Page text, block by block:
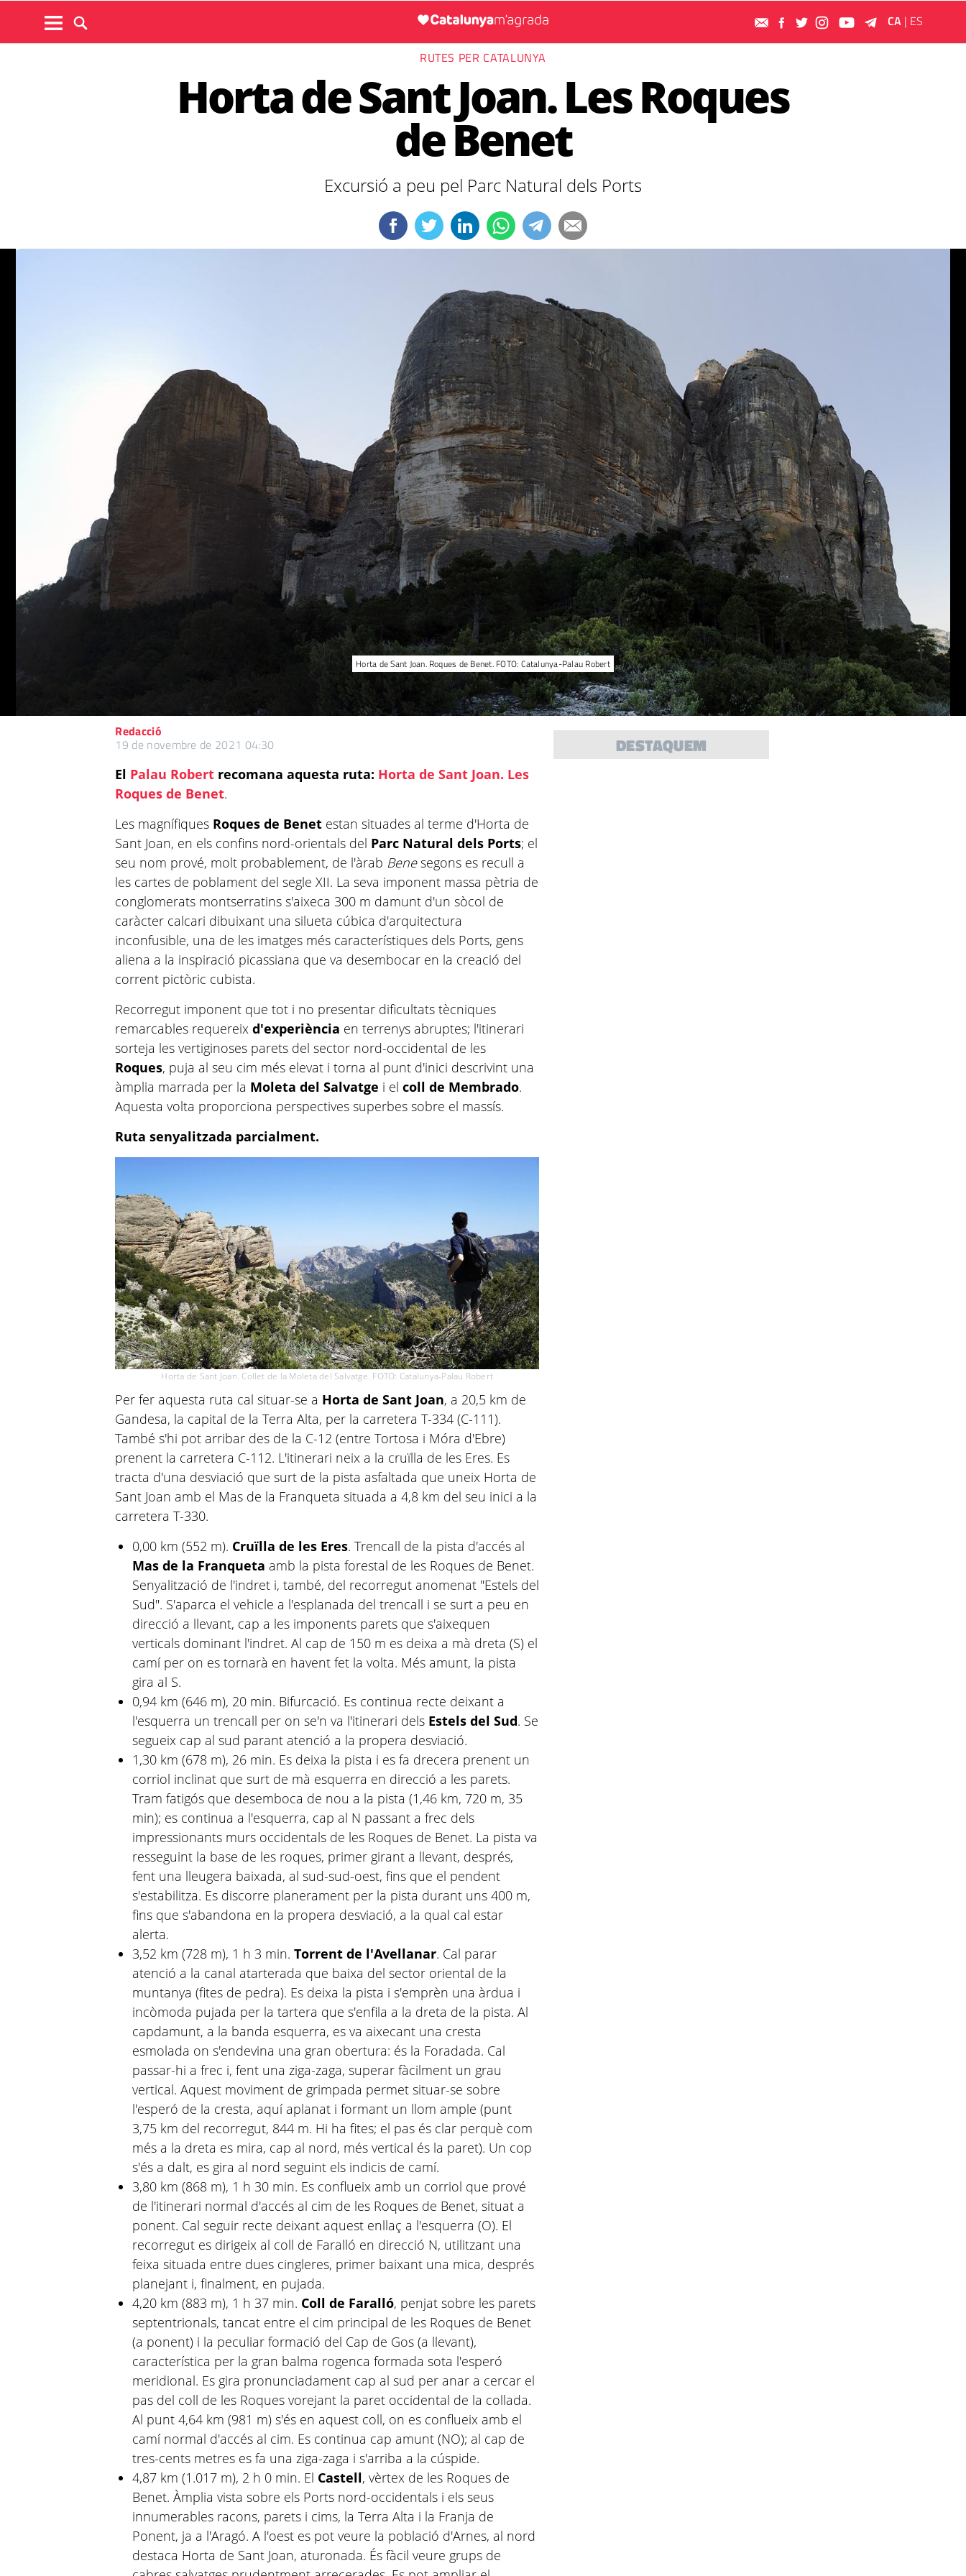
CA | ES
RUTES PER CATALUNYA
Horta de Sant Joan. Les Roques
de Benet
Excursió a peu pel Parc Natural dels Ports
Horta de Sant Joan. Roques de Benet. FOTO: Catalunya-Palau Robert
Redacció
19 de novembre de 2021 04:30
El Palau Robert recomana aquesta ruta: Horta de Sant Joan. Les
Roques de Benet.
Les magnífiques Roques de Benet estan situades al terme d'Horta de
Sant Joan, en els confins nord-orientals del Parc Natural dels Ports; el
seu nom prové, molt probablement, de l'àrab Benesegons es recull a
les cartes de poblament del segle XII. La seva imponent massa pètria de
conglomerats montserratins s'aixeca 300 m damunt d'un sòcol de
caràcter calcari dibuixant una silueta cúbica d'arquitectura
inconfusible, una de les imatges més característiques dels Ports, gens
aliena a la inspiració picassiana que va desembocar en la creació del
corrent pictòric cubista.
Recorregut imponent que tot i no presentar dificultats tècniques
remarcables requereixd'experiència en terrenys abruptes; l'itinerari
sorteja les vertiginoses parets del sector nord-occidental de les
Roques, puja al seu cim més elevat i torna al punt d'inici descrivint una
àmplia marrada per la Moleta del Salvatge i elcoll de Membrado.
Aquesta volta proporciona perspectives superbes sobre el massís.
Ruta senyalitzada parcialment.
Horta de Sant Joan. Collet de la Moleta del Salvatge. FOTO: Catalunya-Palau Robert
Per fer aquesta ruta cal situar-se a Horta de Sant Joan, a 20,5 km de
Gandesa, la capital de la Terra Alta, per la carretera T-334 (C-111).
També s'hi pot arribar des de la C-12 (entre Tortosa i Móra d'Ebre)
prenent la carretera C-112. L'itinerari neix a la cruïlla de les Eres. Es
tracta d'una desviació que surt de la pista asfaltada que uneix Horta de
Sant Joan amb el Mas de la Franqueta situada a 4,8 km del seu inici a la
carretera T-330.
0,00 km (552 m). Cruïlla de les Eres. Trencall de la pista d'accés al
Mas de la Franqueta amb la pista forestal de les Roques de Benet.
Senyalització de l'indret i, també, del recorregut anomenat "Estels del
Sud". S'aparca el vehicle a l'esplanada del trencall i se surt a peu en
direcció a llevant, cap a les imponents parets que s'aixequen
verticals dominant l'indret. Al cap de 150 m es deixa a mà dreta (S) el
camí per on es tornarà en havent fet la volta. Més amunt, la pista
gira al S.
0,94 km (646 m), 20 min. Bifurcació. Es continua recte deixant a
l'esquerra un trencall per on se'n va l'itinerari dels Estels del Sud. Se
segueix cap al sud parant atenció a la propera desviació.
1,30 km (678 m), 26 min. Es deixa la pista i es fa drecera prenent un
corriol inclinat que surt de mà esquerra en direcció a les parets.
Tram fatigós que desemboca de nou a la pista (1,46 km, 720 m, 35
min); es continua a l'esquerra, cap al N passant a frec dels
impressionants murs occidentals de les Roques de Benet. La pista va
resseguint la base de les roques, primer girant a llevant, després,
fent una lleugera baixada, al sud-sud-oest, fins que el pendent
s'estabilitza. Es discorre planerament per la pista durant uns 400 m,
fins que s'abandona en la propera desviació, a la qual cal estar
alerta.
3,52 km (728 m), 1 h 3 min. Torrent de l'Avellanar. Cal parar
atenció a la canal atarterada que baixa del sector oriental de la
muntanya (fites de pedra). Es deixa la pista i s'emprèn una àrdua i
incòmoda pujada per la tartera que s'enfila a la dreta de la pista. Al
capdamunt, a la banda esquerra, es va aixecant una cresta
esmolada on s'endevina una gran obertura: és la Foradada. Cal
passar-hi a frec i, fent una ziga-zaga, superar fàcilment un grau
vertical. Aquest moviment de grimpada permet situar-se sobre
l'esperó de la cresta, aquí aplanat i formant un llom ample (punt
3,75 km del recorregut, 844 m. Hi ha fites; el pas és clar perquè com
més a la dreta es mira, cap al nord, més vertical és la paret). Un cop
s'és a dalt, es gira al nord seguint els indicis de camí.
3,80 km (868 m), 1 h 30 min. Es conflueix amb un corriol que prové
de l'itinerari normal d'accés al cim de les Roques de Benet, situat a
ponent. Cal seguir recte deixant aquest enllaç a l'esquerra (O). El
recorregut es dirigeix al coll de Faralló en direcció N, utilitzant una
feixa situada entre dues cingleres, primer baixant una mica, després
planejant i, finalment, en pujada.
4,20 km (883 m), 1 h 37 min. Coll de Faralló, penjat sobre les parets
septentrionals, tancat entre el cim principal de les Roques de Benet
(a ponent) i la peculiar formació del Cap de Gos (a llevant),
característica per la gran balma rogenca formada sota l'esperó
meridional. Es gira pronunciadament cap al sud per anar a cercar el
pas del coll de les Roques vorejant la paret occidental de la collada.
Al punt 4,64 km (981 m) s'és en aquest coll, on es conflueix amb el
camí normal d'accés al cim. Es continua cap amunt (NO); al cap de
tres-cents metres es fa una ziga-zaga i s'arriba a la cúspide.
4,87 km (1.017 m), 2 h 0 min. El Castell, vèrtex de les Roques de
Benet. Àmplia vista sobre els Ports nord-occidentals i els seus
innumerables racons, parets i cims, la Terra Alta i la Franja de
Ponent, ja a l'Aragó. A l'oest es pot veure la població d'Arnes, al nord
destaca Horta de Sant Joan, aturonada. És fàcil veure grups de
DESTAQUEM